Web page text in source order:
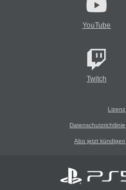
YouTube
Twitch
Lizenz
Datenschutzrichtlinie
Abo jetzt kündigen